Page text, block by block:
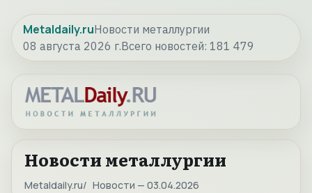
Metaldaily.ruНовости металлургии
08 августа 2026 г.Всего новостей: 181 479
Новости металлургии
Metaldaily.ru Новости — 03.04.2026